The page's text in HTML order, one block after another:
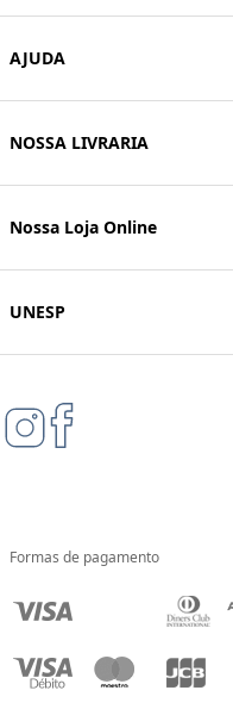
AJUDA
NOSSA LIVRARIA
Nossa Loja Online
UNESP
Formas de pagamento